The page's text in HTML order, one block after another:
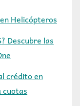
Helicópteros
Descubre las
crédito en
cuotas